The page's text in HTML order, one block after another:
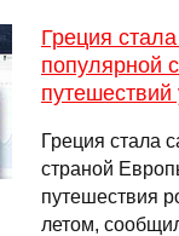
Греция
популярной
путешествий
Греция стала
страной
путешествия
летом,